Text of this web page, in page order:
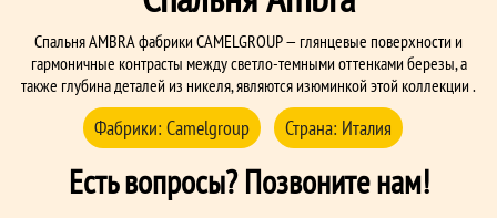
Спальня AMBRA фабрики СAMELGROUP — глянцевые поверхности и
гармоничные контрасты между светло-темными оттенками березы, а
также глубина деталей из никеля, являются изюминкой этой коллекции .
Фабрики: Сamelgroup Страна: Италия
Есть вопросы? Позвоните нам!